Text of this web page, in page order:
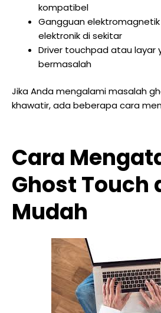
kompatibel
Gangguan
elektronik di sekitar
Driver touchpad atau layar
bermasalah
Jika Anda mengalami masalah
khawatir, ada beberapa cara
Cara
Ghost Touch
Mudah